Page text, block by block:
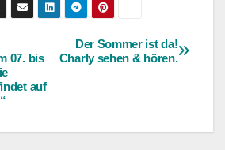
Der Sommer ist da!
Charly sehen & hören.
07. bis
auf